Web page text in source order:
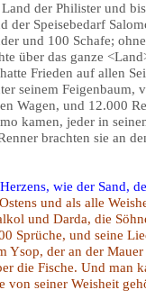
der Philister und
der Speisebedarf
und 100 Schafe;
über das ganze
Frieden auf allen
seinem Feigenbaum,
Wagen, und 12.000
kamen, jeder in
brachten sie an
wie der Sand,
und als alle
und Darda, die
Sprüche, und seine
Ysop, der an der
die Fische.Und man
von seiner Weisheit